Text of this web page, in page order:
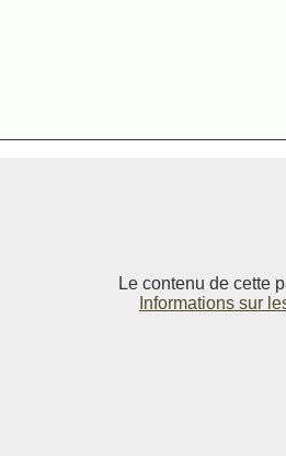
Le contenu de cette
Informations sur